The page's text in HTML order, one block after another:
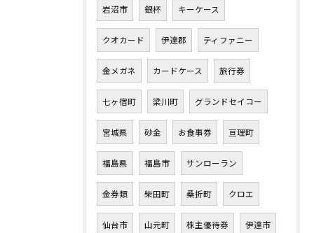
岩沼市 銀杯 キーケース
クオカード 伊達郡 ティファニー
金メガネ カードケース 旅行券
七ヶ宿町 梁川町 グランドセイコー
宮城県 砂金 お食事券 亘理町
福島県 福島市 サンローラン
金券類 柴田町 桑折町 クロエ
仙台市 山元町 株主優待券 伊達市